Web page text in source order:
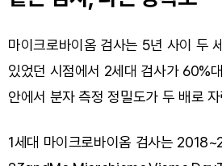
마이크로바이옴 검사는 5년 사이 두
있었던 시점에서 2세대 검사가 60%
안에서 분자 측정 정밀도가 두 배로
1세대 마이크로바이옴 검사는